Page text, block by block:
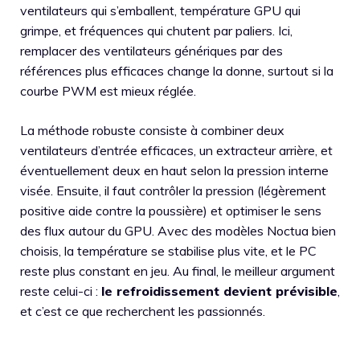
ventilateurs qui s’emballent, température GPU qui
grimpe, et fréquences qui chutent par paliers. Ici,
remplacer des ventilateurs génériques par des
références plus efficaces change la donne, surtout si la
courbe PWM est mieux réglée.
La méthode robuste consiste à combiner deux
ventilateurs d’entrée efficaces, un extracteur arrière, et
éventuellement deux en haut selon la pression interne
visée. Ensuite, il faut contrôler la pression (légèrement
positive aide contre la poussière) et optimiser le sens
des flux autour du GPU. Avec des modèles Noctua bien
choisis, la température se stabilise plus vite, et le PC
reste plus constant en jeu. Au final, le meilleur argument
reste celui-ci : le refroidissement devient prévisible,
et c’est ce que recherchent les passionnés.